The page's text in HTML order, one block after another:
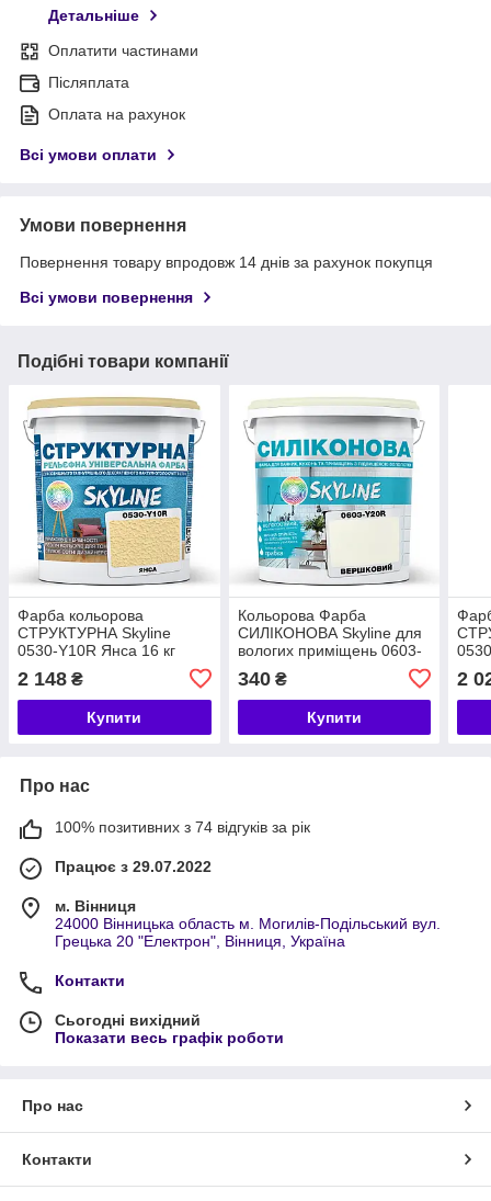
Детальніше
Оплатити частинами
Післяплата
Оплата на рахунок
Всі умови оплати
Умови повернення
Повернення товару впродовж 14 днів за рахунок покупця
Всі умови повернення
Подібні товари компанії
Фарба кольорова
СТРУКТУРНА Skyline
0530-Y10R Янса 16 кг
2 148 ₴
Купити
Кольорова Фарба
СИЛІКОНОВА Skyline для
вологих приміщень 0603-
340₴
Купити
2
Про нас
100% позитивних з 74 відгуків за рік
Працює з 29.07.2022
м. Вінниця
24000 Вінницька область м. Могилів-Подільський вул.
Грецька 20 "Електрон", Вінниця, Україна
Контакти
Сьогодні вихідний
Показати весь графік роботи
Про нас
Контакти